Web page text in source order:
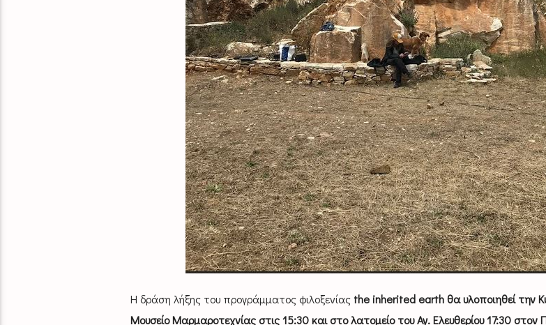
Η δράση λήξης του προγράμματος φιλοξενίας the inherited earth θα υλοποιηθεί την
Μουσείο Μαρμαροτεχνίας στις 15:30 και στο λατομείο του Αγ. Ελευθερίου 17:30 στον